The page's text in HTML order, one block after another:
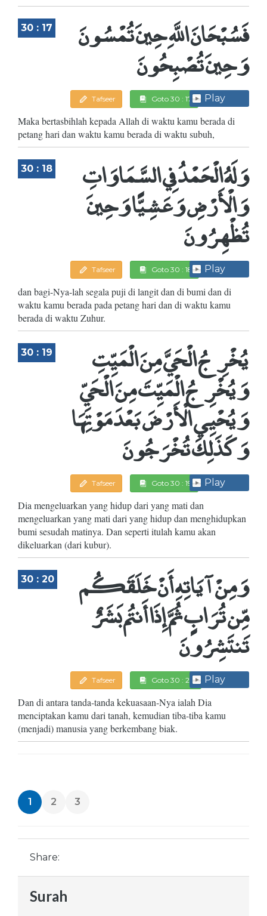
30 : 17 فَسُبْحَانَ اللَّهِ حِينَ تُمْسُونَ
وَحِينَ تُصْبِحُونَ
Tafseer Goto 30 : 17 Play
Maka bertasbihlah kepada Allah di waktu kamu berada di
petang hari dan waktu kamu berada di waktu subuh,
30 : 18 وَلَهُ الْحَمْدُ فِي السَّمَاوَاتِ
وَالْأَرْضِ وَعَشِيًّا وَحِينَ
تُظْهِرُونَ
Tafseer Goto 30 : 18 Play
dan bagi-Nya-lah segala puji di langit dan di bumi dan di
waktu kamu berada pada petang hari dan di waktu kamu
berada di waktu Zuhur.
30 : 19 يُخْرِجُ الْحَيَّ مِنَ الْمَيِّتِ
وَيُخْرِجُ الْمَيِّتَ مِنَ الْحَيِّ
وَيُحْيِي الْأَرْضَ بَعْدَ مَوْتِهَا
وَكَذَلِكَ تُخْرَجُونَ
Tafseer Goto 30 : 19 Play
Dia mengeluarkan yang hidup dari yang mati dan
mengeluarkan yang mati dari yang hidup dan menghidupkan
bumi sesudah matinya. Dan seperti itulah kamu akan
dikeluarkan (dari kubur).
30 : 20 وَمِنْ آيَاتِهِ أَنْ خَلَقَكُم
مِّن تُرَابٍ ثُمَّ إِذَا أَنتُم بَشَرٌ
تَنتَشِرُونَ
Tafseer Goto 30 : 20 Play
Dan di antara tanda-tanda kekuasaan-Nya ialah Dia
menciptakan kamu dari tanah, kemudian tiba-tiba kamu
(menjadi) manusia yang berkembang biak.
1 2 3
Share:
Surah